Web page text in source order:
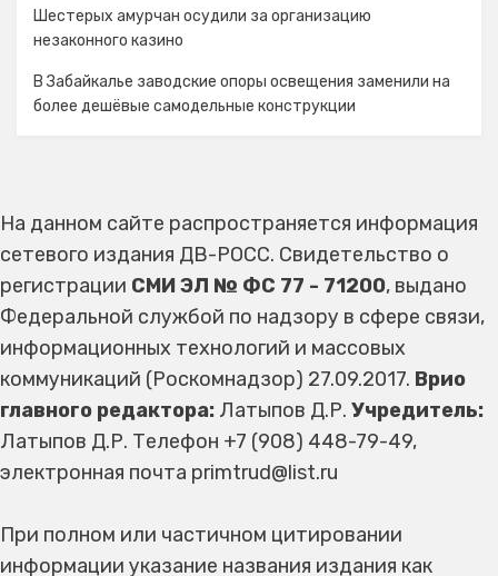
Шестерых амурчан осудили за организацию
незаконного казино
В Забайкалье заводские опоры освещения заменили на
более дешёвые самодельные конструкции
На данном сайте распространяется информация
сетевого издания ДВ-РОСС. Свидетельство о
регистрации СМИ ЭЛ № ФС 77 - 71200, выдано
Федеральной службой по надзору в сфере связи,
информационных технологий и массовых
коммуникаций (Роскомнадзор) 27.09.2017. Врио
главного редактора: Латыпов Д.Р. Учредитель:
Латыпов Д.Р. Телефон +7 (908) 448-79-49,
электронная почта primtrud@list.ru
При полном или частичном цитировании
информации указание названия издания как